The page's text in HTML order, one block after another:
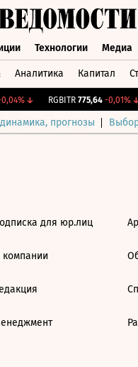
Технологии Медиа
Аналитика Капитал
↓ RGBITR 775,64 -0,01%↓
прогнозы
для юр.лиц